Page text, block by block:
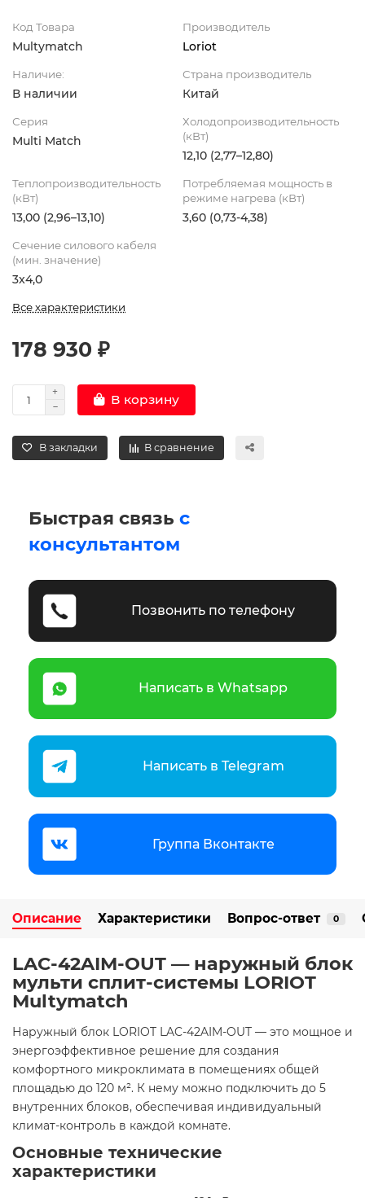
Код Товара
Multymatch
Производитель
Loriot
Наличие:
В наличии
Страна производитель
Китай
Серия
Multi Match
Холодопроизводительность
(кВт)
12,10 (2,77–12,80)
Теплопроизводительность
(кВт)
13,00 (2,96–13,10)
Потребляемая мощность в
режиме нагрева (кВт)
3,60 (0,73-4,38)
Сечение силового кабеля
(мин. значение)
3x4,0
Все характеристики
178 930 ₽
В корзину
В закладки В сравнение
Быстрая связь с
консультантом
Позвонить по телефону
Написать в Whatsapp
Написать в Telegram
Группа Вконтакте
Описание Характеристики Вопрос-ответ 0
LAC-42AIM-OUT — наружный блок
мульти сплит-системы LORIOT
Multymatch
​Наружный блок LORIOT LAC-42AIM-OUT — это мощное и
энергоэффективное решение для создания
комфортного микроклимата в помещениях общей
площадью до 120 м². К нему можно подключить до 5
внутренних блоков, обеспечивая индивидуальный
климат-контроль в каждой комнате.​
Основные технические
характеристики